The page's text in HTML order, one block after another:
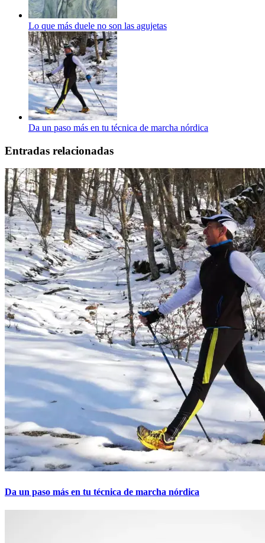
Lo que más duele no son las agujetas
Da un paso más en tu técnica de marcha nórdica
Entradas relacionadas
Da un paso más en tu técnica de marcha nórdica